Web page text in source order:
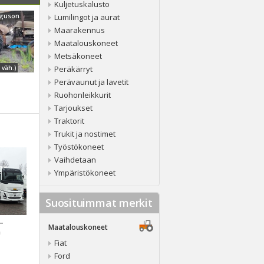
väh.)
Kuljetuskalusto
Lumilingot ja aurat
Maarakennus
Maatalouskoneet
Metsäkoneet
Peräkärryt
Perävaunut ja lavetit
Ruohonleikkurit
Tarjoukset
Traktorit
Trukit ja nostimet
Työstökoneet
Vaihdetaan
Ympäristökoneet
Suosituimmat merkit
Maatalouskoneet
Fiat
Ford